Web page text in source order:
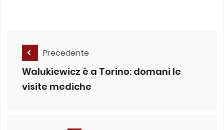
Precedente
Walukiewicz è a Torino: domani le
visite mediche